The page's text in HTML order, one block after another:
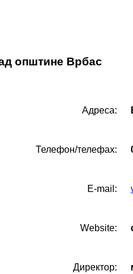
општине Врбас
Адреса:
Телефон/телефаx:
Е-mail:
Website:
Директор: